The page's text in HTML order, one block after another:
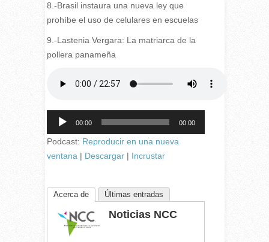
8.-Brasil instaura una nueva ley que
prohíbe el uso de celulares en escuelas
9.-Lastenia Vergara: La matriarca de la
pollera panameña
Reproductor
audio
00:00 00:00
Podcast: Reproducir en una nueva
ventana| Descargar| Incrustar
Acerca de Últimas entradas
Noticias NCC